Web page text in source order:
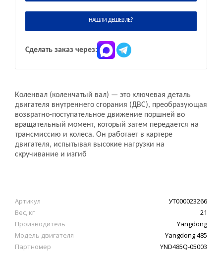
НАШЛИ ДЕШЕВЛЕ?
Сделать заказ через:
Коленвал (коленчатый вал) — это ключевая деталь
двигателя внутреннего сгорания (ДВС), преобразующая
возвратно-поступательное движение поршней во
вращательный момент, который затем передается на
трансмиссию и колеса. Он работает в картере
двигателя, испытывая высокие нагрузки на
скручивание и изгиб
Артикул
УТ000023266
Вес, кг
21
Производитель
Yangdong
Модель двигателя
Yangdong 485
Партномер
YND485Q-05003